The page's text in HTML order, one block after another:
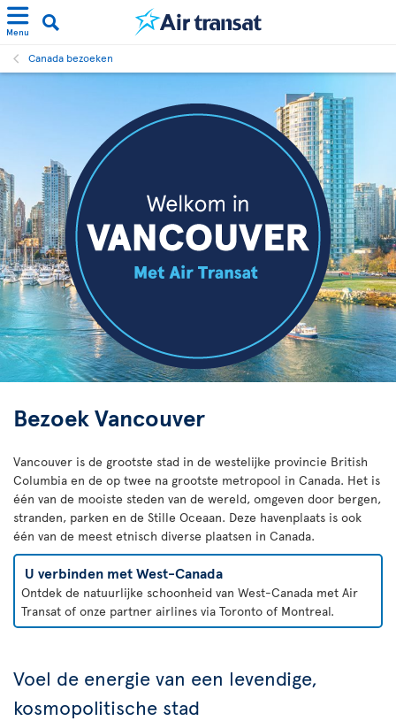
Menu
Canada bezoeken
Bezoek Vancouver
Vancouver is de grootste stad in de westelijke provincie British
Columbia en de op twee na grootste metropool in Canada. Het is
één van de mooiste steden van de wereld, omgeven door bergen,
stranden, parken en de Stille Oceaan. Deze havenplaats is ook
één van de meest etnisch diverse plaatsen in Canada.
U verbinden met West-Canada
Ontdek de natuurlijke schoonheid van West-Canada met Air
Transat of onze partner airlines via Toronto of Montreal.
Voel de energie van een levendige,
kosmopolitische stad